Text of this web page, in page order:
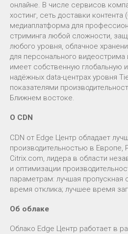
онлайне. В числе сервисов
хостинг, сеть доставки контента
медиаплатформа для
стриминга любой сложности,
любого уровня, облачное
для персонального
имеет собственную глобальную
надёжных data-центрах уровня
показателями
Ближнем востоке.
О CDN
CDN от Edge Центр обладает
производительностью в Европе,
Citrix.com, лидера в области
и оптимизации
параметрам: лучшая пропускная
время отклика; лучшее время
Об облаке
Облако Edge Центр работает в